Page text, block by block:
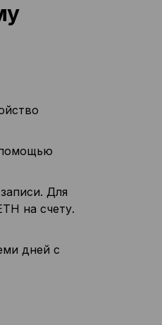
помощью
Для
на счету.
дней с